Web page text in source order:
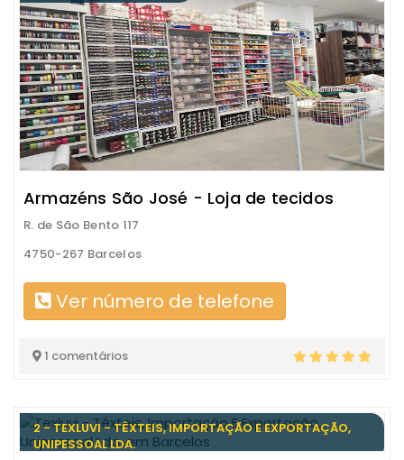
Armazéns São José - Loja de tecidos
R. de São Bento 117
4750-267 Barcelos
Ver número de telefone
1 comentários
2 - TEXLUVI - TÊXTEIS, IMPORTAÇÃO E EXPORTAÇÃO,
UNIPESSOAL LDA.